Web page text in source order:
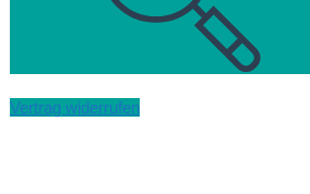
Vertrag widerrufen